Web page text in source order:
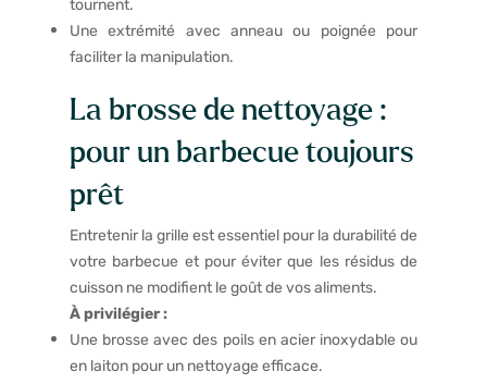
tournent.
Une extrémité avec anneau ou poignée pour
faciliter la manipulation.
La brosse de nettoyage :
pour un barbecue toujours
prêt
Entretenir la grille est essentiel pour la durabilité de
votre barbecue et pour éviter que les résidus de
cuisson ne modifient le goût de vos aliments.
À privilégier :
Une brosse avec des poils en acier inoxydable ou
en laiton pour un nettoyage efficace.